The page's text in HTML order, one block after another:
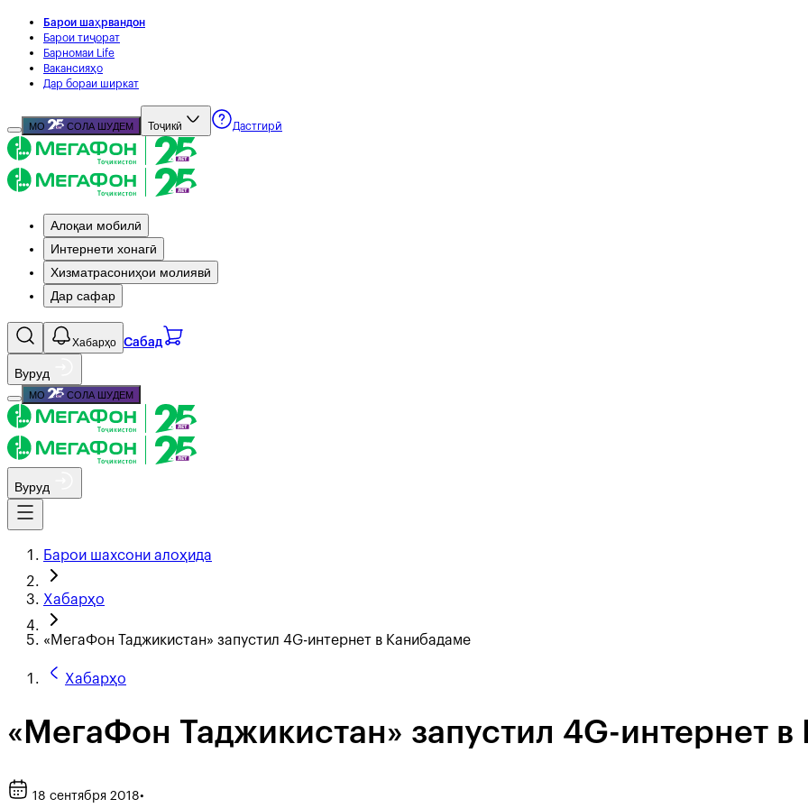
Барои шаҳрвандон
Барои тиҷорат
Барномаи Life
Вакансияҳо
Дар бораи ширкат
МО СОЛА ШУДЕМ Тоҷикӣ Дастгирӣ
Алоқаи мобилӣ
Интернети хонагӣ
Хизматрасониҳои молиявӣ
Дар сафар
Хабарҳо Сабад
Вуруд
МО СОЛА ШУДЕМ
Вуруд
Барои шахсони алоҳида
Хабарҳо
«МегаФон Таджикистан» запустил 4G-интернет в Канибадаме
Хабарҳо
«МегаФон Таджикистан» запустил 4G-интернет
18 сентября 2018•